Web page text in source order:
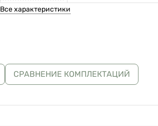
Все характеристики
СРАВНЕНИЕ КОМПЛЕКТАЦИЙ